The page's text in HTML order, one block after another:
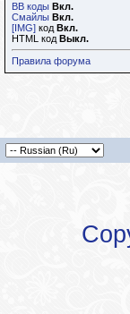
BB коды Вкл.
Смайлы Вкл.
[IMG] код Вкл.
HTML код Выкл.
Правила форума